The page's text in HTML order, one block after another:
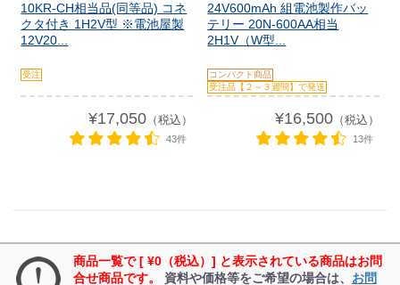
10KR-CH相当品(同等品) コネ
クタ付き 1H2V型 ※電池屋製
12V20...
受注
¥17,050（税込）
43件
24V600mAh 組電池製作バッ
テリー 20N-600AA相当
2H1V（W型...
コンパクト商品
受注品【２～３週間】で発送
¥16,500（税込）
13件
商品一覧で [ ¥0（税込）] と表示されている商品はお問
合せ商品です。
資料や価格等をご希望の場合は、 お問